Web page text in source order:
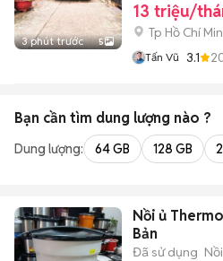
3 phút trước 5
13 triệu/
Tp Hồ Chí
Tấn Vũ 3.1
Bạn cần tìm dung lượng nào ?
Dung lượng: 64 GB 128 GB
Nồi ủ
Bản
Đã sử dụng Nồi